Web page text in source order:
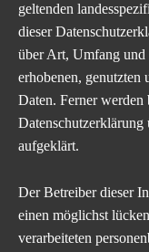
geltenden
dieser
über Art, Umfang und
erhobenen, genutzten
Daten. Ferner werden
Datenschutzerklärung
aufgeklärt.
Der Betreiber dieser
einen möglichst
verarbeiteten